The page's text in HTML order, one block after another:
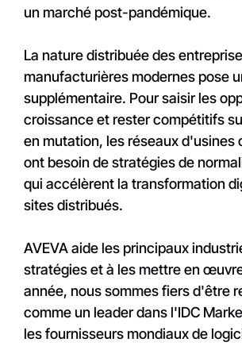
un marché post-pandémique.
La nature distribuée des
manufacturières modernes pose
supplémentaire. Pour saisir les
croissance et rester compétitifs
en mutation, les réseaux d'usines
ont besoin de stratégies de
qui accélèrent la transformation
sites distribués.
AVEVA aide les principaux
stratégies et à les mettre en
année, nous sommes fiers d'être
comme un leader dans l'IDC
les fournisseurs mondiaux de